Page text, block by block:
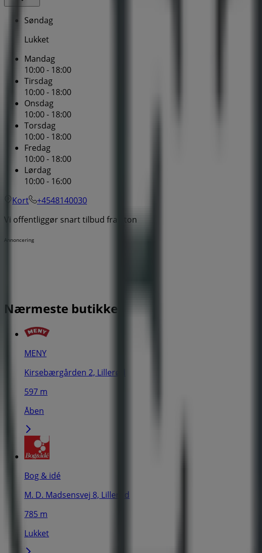
Søndag
Lukket
Mandag
10:00 - 18:00
Tirsdag
10:00 - 18:00
Onsdag
10:00 - 18:00
Torsdag
10:00 - 18:00
Fredag
10:00 - 18:00
Lørdag
10:00 - 16:00
Kort
+4548140030
Vi offentliggør snart tilbud fra Eton
Annoncering
Nærmeste butikker
MENY
Kirsebærgården 2, Lillerød
597 m
Åben
Bog & idé
M. D. Madsensvej 8, Lillerød
785 m
Lukket